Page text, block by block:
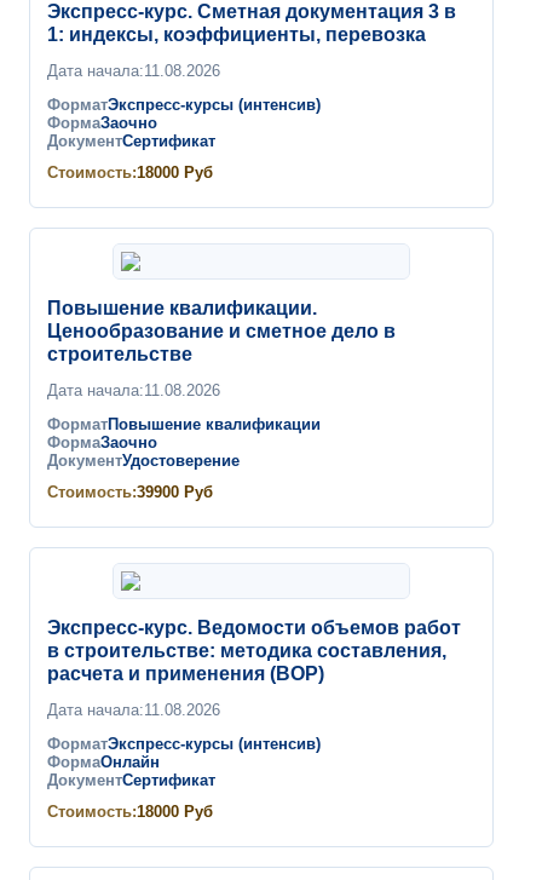
Экспресс-курс. Сметная документация 3 в
1: индексы, коэффициенты, перевозка
Дата начала:11.08.2026
ФорматЭкспресс-курсы (интенсив)
ФормаЗаочно
ДокументСертификат
Стоимость:18000 Руб
Повышение квалификации.
Ценообразование и сметное дело в
строительстве
Дата начала:11.08.2026
ФорматПовышение квалификации
ФормаЗаочно
ДокументУдостоверение
Стоимость:39900 Руб
Экспресс-курс. Ведомости объемов работ
в строительстве: методика составления,
расчета и применения (ВОР)
Дата начала:11.08.2026
ФорматЭкспресс-курсы (интенсив)
ФормаОнлайн
ДокументСертификат
Стоимость:18000 Руб